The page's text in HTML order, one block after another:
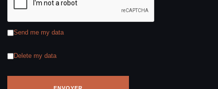
Send me my data
Delete my data